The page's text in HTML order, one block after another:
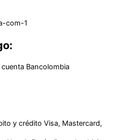
Bancolombia
y crédito Visa, Mastercard,